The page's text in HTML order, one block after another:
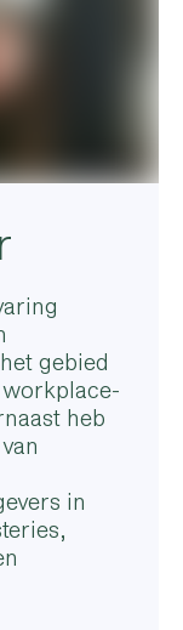
gebied
heb
in